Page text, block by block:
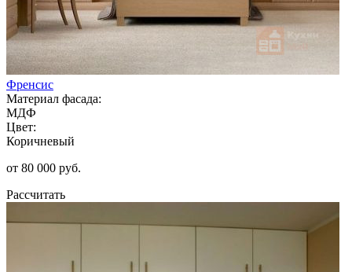
Френсис
Материал фасада:
МДФ
Цвет:
Коричневый
от 80 000 руб.
Рассчитать